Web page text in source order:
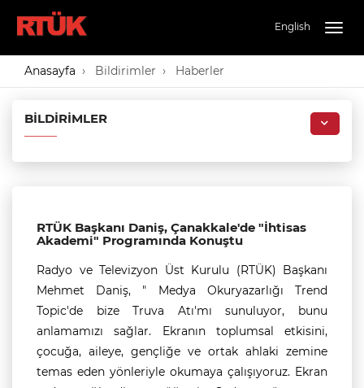
English
Anasayfa Bildirimler Haberler
BILDIRIMLER
RTÜK Başkanı Daniş, Çanakkale'de "İhtisas
Akademi" Programında Konuştu
Radyo ve Televizyon Üst Kurulu (RTÜK) Başkanı
Mehmet Daniş, " Medya Okuryazarlığı Trend
Topic'de bize Truva Atı'mı sunuluyor, bunu
anlamamızı sağlar. Ekranın toplumsal etkisini,
çocuğa, aileye, gençliğe ve ortak ahlaki zemine
temas eden yönleriyle okumaya çalışıyoruz. Ekran